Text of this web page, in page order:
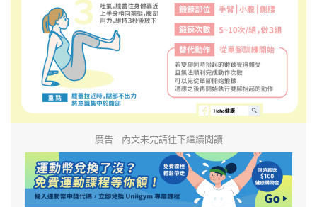
廣告 - 內文未完請往下繼續閱讀